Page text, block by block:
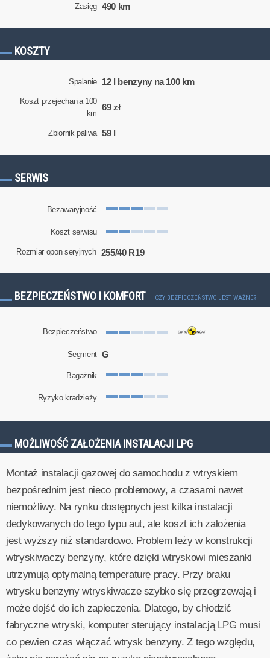
Zasięg 490 km
KOSZTY
Spalanie 12 l benzyny na 100 km
Koszt przejechania 100
km
69 zł
Zbiornik paliwa 59 l
SERWIS
Bezawaryjność
Koszt serwisu
Rozmiar opon seryjnych 255/40 R19
BEZPIECZEŃSTWO I KOMFORT CZY BEZPIECZEŃSTWO JEST WAŻNE?
Bezpieczeństwo
Segment G
Bagażnik
Ryzyko kradzieży
MOŻLIWOŚĆ ZAŁOŻENIA INSTALACJI LPG
Montaż instalacji gazowej do samochodu z wtryskiem
bezpośrednim jest nieco problemowy, a czasami nawet
niemożliwy. Na rynku dostępnych jest kilka instalacji
dedykowanych do tego typu aut, ale koszt ich założenia
jest wyższy niż standardowo. Problem leży w konstrukcji
wtryskiwaczy benzyny, które dzięki wtryskowi mieszanki
utrzymują optymalną temperaturę pracy. Przy braku
wtrysku benzyny wtryskiwacze szybko się przegrzewają i
może dojść do ich zapieczenia. Dlatego, by chłodzić
fabryczne wtryski, komputer sterujący instalacją LPG musi
co pewien czas włączać wtrysk benzyny. Z tego względu,